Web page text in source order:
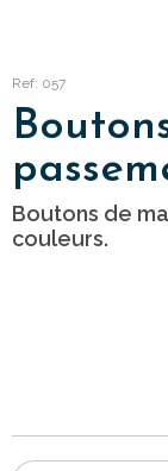
Ref: 057
Boutons de
couleurs.